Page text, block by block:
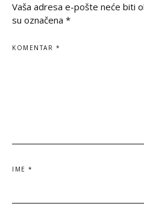
Vaša adresa e-pošte neće biti
su označena *
KOMENTAR *
IME *